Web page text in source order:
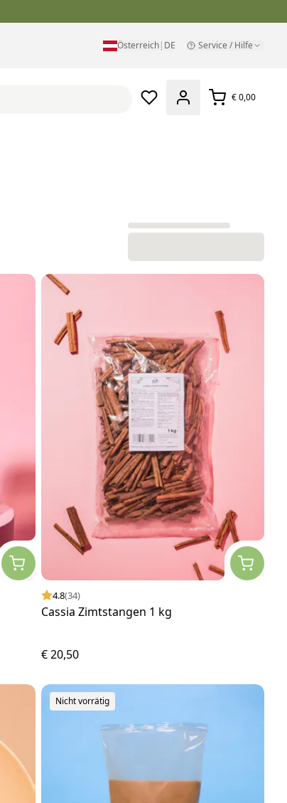
Österreich| DE Service / Hilfe
€ 0,00
4.8(34)
Cassia Zimtstangen 1 kg
€ 20,50
Nicht vorrätig